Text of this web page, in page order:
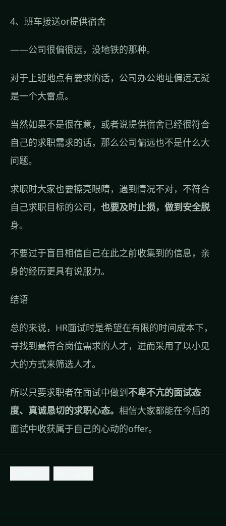
4、班车接送or提供宿舍
——公司很偏很远，没地铁的那种。
对于上班地点有要求的话，公司办公地址偏远无疑
是一个大雷点。
当然如果不是很在意，或者说提供宿舍已经很符合
自己的求职需求的话，那么公司偏远也不是什么大
问题。
求职时大家也要擦亮眼睛，遇到情况不对，不符合
自己求职目标的公司， 也要及时止损，做到安全脱
身。
不要过于盲目相信自己在此之前收集到的信息，亲
身的经历更具有说服力。
结语
总的来说，HR面试时是希望在有限的时间成本下，
寻找到最符合岗位需求的人才，进而采用了以小见
大的方式来筛选人才。
所以只要求职者在面试中做到不卑不亢的面试态
度、真诚恳切的求职心态。 相信大家都能在今后的
面试中收获属于自己的心动的offer。